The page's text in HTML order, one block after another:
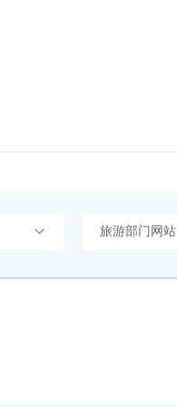
旅游部门网站